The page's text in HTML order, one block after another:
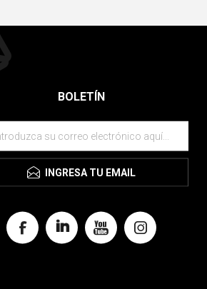
BOLETÍN
INGRESA TU EMAIL